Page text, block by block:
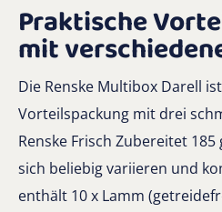
Praktische
mit
Die Renske Multibox Darell
Vorteilspackung mit drei
Renske Frisch Zubereitet
sich beliebig variieren und
enthält 10 x Lamm